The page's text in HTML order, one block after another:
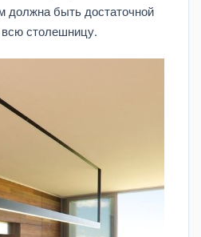
должна быть достаточной
столешницу.